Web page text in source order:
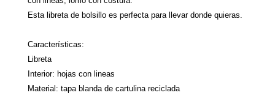
Esta libreta de bolsillo es perfecta para llevar donde quieras.
Características:
Libreta
Interior: hojas con lineas
Material: tapa blanda de cartulina reciclada